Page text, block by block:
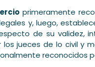
primeramente
y, luego,
de su validez,
jueces de lo civil y
reconocidos